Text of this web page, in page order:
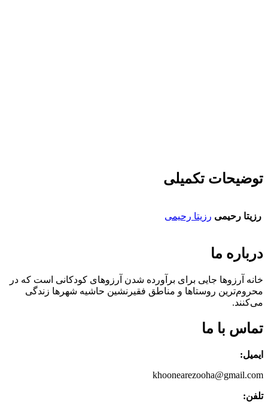
توضیحات تکمیلی
رزیتا رحیمی رزیتا رحیمی
درباره ما
خانه آرزوها جایی برای برآورده شدن آرزوهای کودکانی است که در
محروم‌ترین روستاها و مناطق فقیرنشین حاشیه شهرها زندگی
می‌کنند.‌
تماس با ما
ایمیل:
khoonearezooha@gmail.com
تلفن: